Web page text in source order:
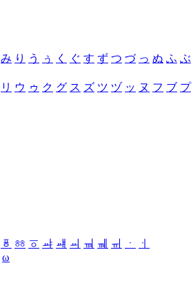
み り う ぅ く ぐ す ず つ づ っ ぬ ふ ぶ
リ ウ ゥ ク グ ス ズ ツ ヅ ッ ヌ フ ブ プ
ㆄ ㆅ ㆆ ㆇ ㆈ ㆉ ㆊ ㆋ ㆌ ㆍ
ㆎ
ω